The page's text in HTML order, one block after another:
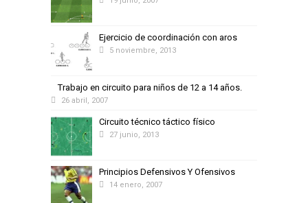
Ejercicio de coordinación con aros
5 noviembre, 2013
Trabajo en circuito para niños de 12 a 14 años.
26 abril, 2007
Circuito técnico táctico físico
27 junio, 2013
Principios Defensivos Y Ofensivos
14 enero, 2007